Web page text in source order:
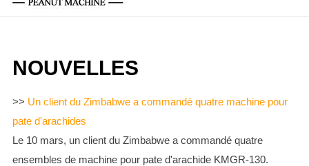
NOUVELLES
>> Un client du Zimbabwe a commandé quatre machine pour
pate d'arachides
Le 10 mars, un client du Zimbabwe a commandé quatre
ensembles de machine pour pate d'arachide KMGR-130.